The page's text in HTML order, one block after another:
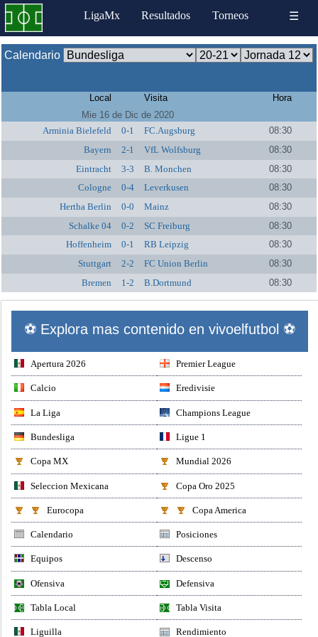
LigaMx Resultados Torneos ☰
Calendario
Local Visita
Hora
Mie 16 de Dic de 2020
Arminia Bielefeld
0-1 FC.Augsburg
08:30
Bayern
2-1 VfL Wolfsburg
08:30
Eintracht
3-3 B. Monchen
08:30
Cologne
0-4 Leverkusen
08:30
Hertha Berlin
0-0 Mainz
08:30
Schalke 04
0-2 SC Freiburg
08:30
Hoffenheim
0-1 RB Leipzig
08:30
Stuttgart
2-2 FC Union Berlin
08:30
Bremen
1-2 B.Dortmund 08:30
⚽ Explora mas contenido en vivoelfutbol ⚽
Apertura 2026 Premier League
Calcio Eredivisie
La Liga Champions League
Bundesliga Ligue 1
Copa MX Mundial 2026
Seleccion Mexicana Copa Oro 2025
Eurocopa Copa America
Calendario Posiciones
Equipos Descenso
Ofensiva Defensiva
Tabla Local Tabla Visita
Liguilla Rendimiento